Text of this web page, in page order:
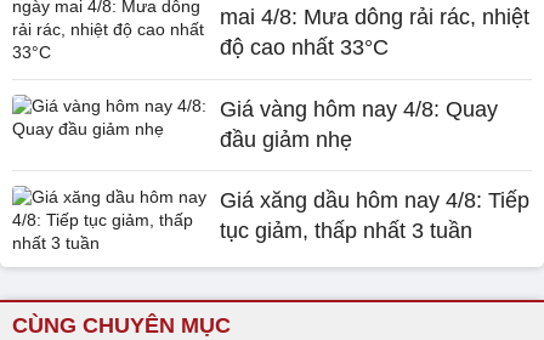
mai 4/8: Mưa dông rải rác, nhiệt
độ cao nhất 33°C
Giá vàng hôm nay 4/8: Quay
đầu giảm nhẹ
Giá xăng dầu hôm nay 4/8: Tiếp
tục giảm, thấp nhất 3 tuần
CÙNG CHUYÊN MỤC